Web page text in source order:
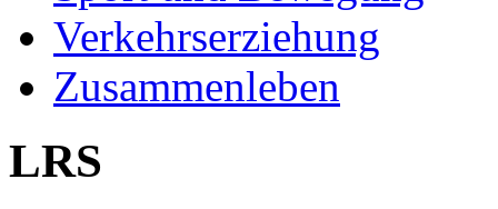
Verkehrserziehung
Zusammenleben
LRS